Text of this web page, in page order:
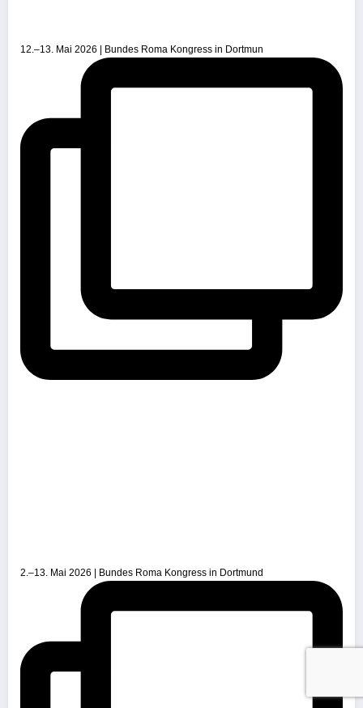
12.–13. Mai 2026 | Bundes Roma Kongress in Dortmun
2.–13. Mai 2026 | Bundes Roma Kongress in Dortmund